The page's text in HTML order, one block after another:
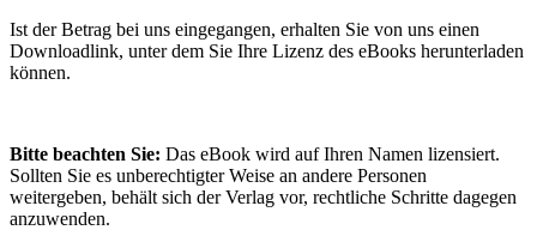
Ist der Betrag bei uns eingegangen, erhalten Sie von uns einen
Downloadlink, unter dem Sie Ihre Lizenz des eBooks herunterladen
können.
Bitte beachten Sie: Das eBook wird auf Ihren Namen lizensiert.
Sollten Sie es unberechtigter Weise an andere Personen
weitergeben, behält sich der Verlag vor, rechtliche Schritte dagegen
anzuwenden.